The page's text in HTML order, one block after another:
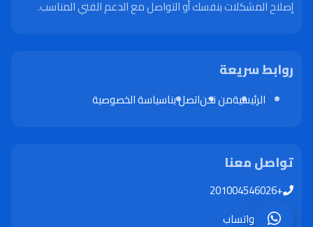
إصلاح المشكلات بنفسك أو التواصل مع الدعم الفني المناسب.
روابط سريعة
الرئيسيةمن نحناتصل بناسياسة الخصوصية
تواصل معنا
+201004546026
واتساب